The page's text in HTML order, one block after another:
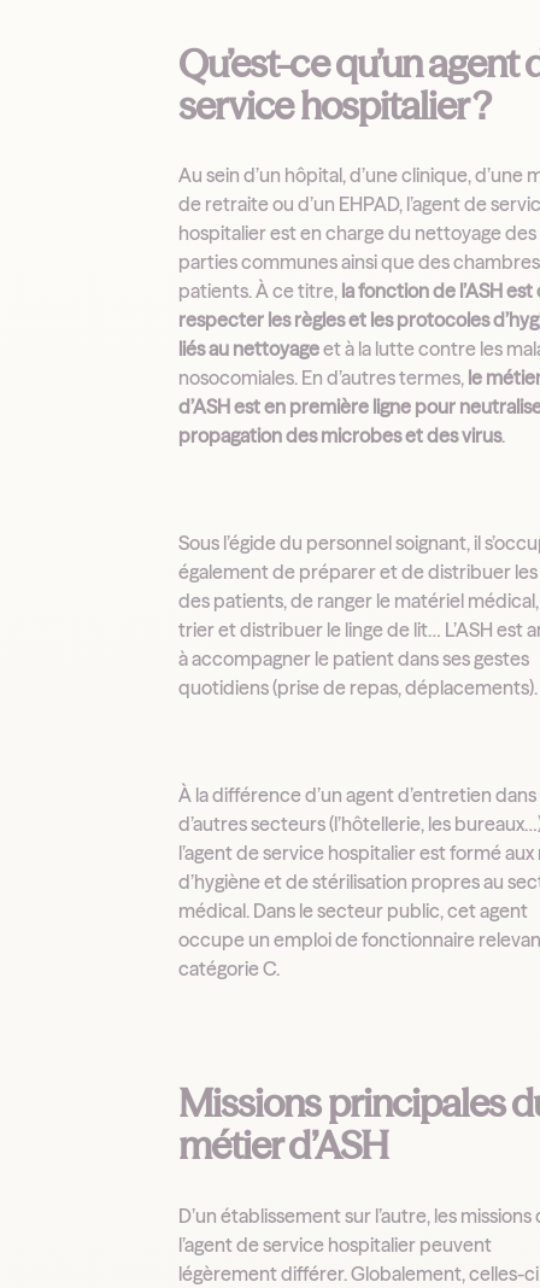
Qu’est-ce qu’un agent
service hospitalier ?
Au sein d’un hôpital, d’une clinique, d’une
de retraite ou d’un EHPAD, l’agent de
hospitalier est en charge du nettoyage des
parties communes ainsi que des
patients. À ce titre, la fonction de l’ASH est
respecter les règles et les protocoles
liés au nettoyageet à la lutte contre les
nosocomiales. En d’autres termes, le
d’ASH est en première ligne pour
propagation des microbes et des virus.
Sous l’égide du personnel soignant, il
également de préparer et de distribuer
des patients, de ranger le matériel
trier et distribuer le linge de lit… L’ASH est
à accompagner le patient dans ses gestes
quotidiens (prise de repas,
À la différence d’un agent d’entretien dans
d’autres secteurs (l’hôtellerie, les
l’agent de service hospitalier est formé aux
d’hygiène et de stérilisation propres au
médical. Dans le secteur public, cet agent
occupe un emploi de fonctionnaire
catégorie C.
Missions principales
métier d’ASH
D’un établissement sur l’autre, les missions
l’agent de service hospitalier peuvent
légèrement différer. Globalement, celles-